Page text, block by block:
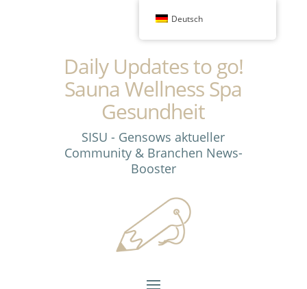
Daily Updates to go!
Sauna Wellness Spa
Gesundheit
SISU - Gensows aktueller
Community & Branchen News-
Booster
Deutsch